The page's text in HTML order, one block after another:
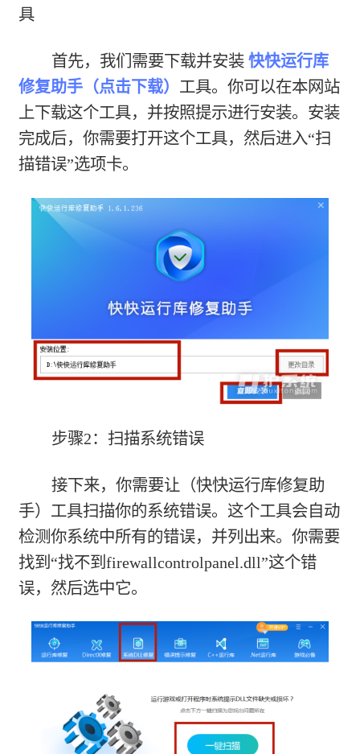
具
首先，我们需要下载并安装 快快运行库
修复助手（点击下载） 工具。你可以在本网站
上下载这个工具，并按照提示进行安装。安装
完成后，你需要打开这个工具，然后进入“扫
描错误”选项卡。
步骤2：扫描系统错误
接下来，你需要让（快快运行库修复助
手）工具扫描你的系统错误。这个工具会自动
检测你系统中所有的错误，并列出来。你需要
找到“找不到firewallcontrolpanel.dll”这个错
误，然后选中它。